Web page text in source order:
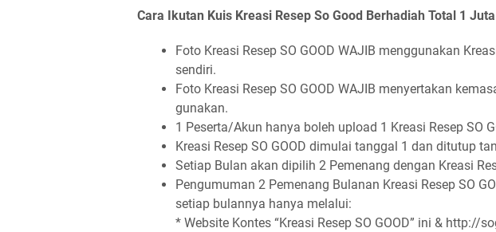
Cara Ikutan Kuis Kreasi Resep So Good Berhadiah Total 1
Foto Kreasi Resep SO GOOD WAJIB menggunakan
sendiri.
Foto Kreasi Resep SO GOOD WAJIB menyertakan
gunakan.
1 Peserta/Akun hanya boleh upload 1 Kreasi Resep SO
Kreasi Resep SO GOOD dimulai tanggal 1 dan ditutup
Setiap Bulan akan dipilih 2 Pemenang dengan Kreasi
Pengumuman 2 Pemenang Bulanan Kreasi Resep SO
setiap bulannya hanya melalui:
* Website Kontes “Kreasi Resep SO GOOD” ini & http://